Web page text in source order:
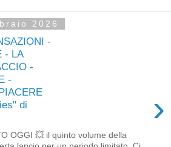
2026
-
- LA
-
-
di
›
OGGI 💥 il quinto volume della